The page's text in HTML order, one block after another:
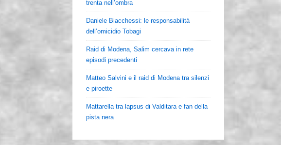
trenta nell’ombra
Daniele Biacchessi: le responsabilità
dell’omicidio Tobagi
Raid di Modena, Salim cercava in rete
episodi precedenti
Matteo Salvini e il raid di Modena tra silenzi
e piroette
Mattarella tra lapsus di Valditara e fan della
pista nera